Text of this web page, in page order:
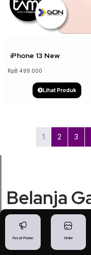
iPhone 13 New
Rp8.499.000
Lihat Produk
1 2 3
Belanja
dan Puas!
Pusat Promo Order